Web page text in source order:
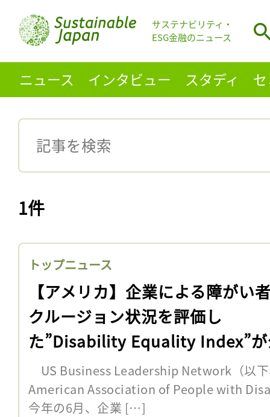
サステナビリティ・
ESG金融のニュース
ニュース インタビュー スタディ
1件
トップニュース
【アメリカ】企業による障がい
クルージョン状況を評価し
た”Disability Equality Index”
US Business Leadership Network（以
American Association of People with
今年の6月、企業 […]